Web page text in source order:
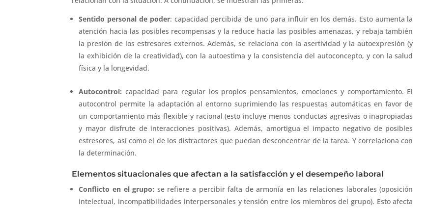
Sentido personal de poder: capacidad percibida de uno para influir en los demás. Esto aumenta la
atención hacia las posibles recompensas y la reduce hacia las posibles amenazas, y rebaja también
la presión de los estresores externos. Además, se relaciona con la asertividad y la autoexpresión (y
la exhibición de la creatividad), con la autoestima y la consistencia del autoconcepto, y con la salud
física y la longevidad.
Autocontrol: capacidad para regular los propios pensamientos, emociones y comportamiento. El
autocontrol permite la adaptación al entorno suprimiendo las respuestas automáticas en favor de
un comportamiento más flexible y racional (esto incluye menos conductas agresivas o inapropiadas
y mayor disfrute de interacciones positivas). Además, amortigua el impacto negativo de posibles
estresores, así como el de los distractores que puedan desconcentrar de la tarea. Y correlaciona con
la determinación.
Elementos situacionales que afectan a la satisfacción y el desempeño laboral
Conflicto en el grupo: se refiere a percibir falta de armonía en las relaciones laborales (oposición
intelectual, incompatibilidades interpersonales y tensión entre los miembros del grupo). Esto afecta